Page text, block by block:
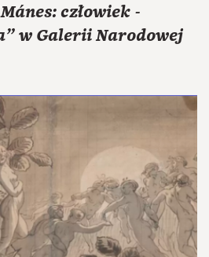
człowiek -
w Galerii Narodowej